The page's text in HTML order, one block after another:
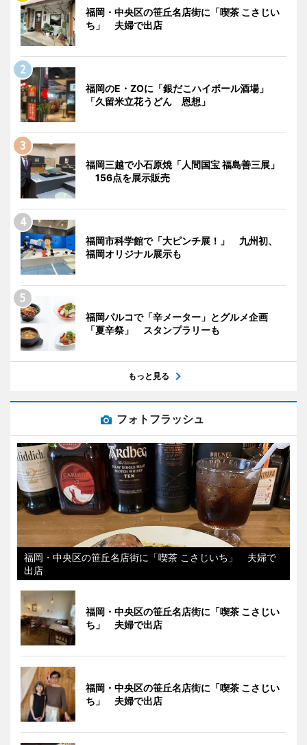
福岡・中央区の笹丘名店街に「喫茶 こさじい
ち」 夫婦で出店
福岡のE・ZOに「銀だこハイボール酒場」
「久留米立花うどん 恩想」
福岡三越で小石原焼「人間国宝 福島善三展」
156点を展示販売
福岡市科学館で「大ピンチ展！」 九州初、
福岡オリジナル展示も
福岡パルコで「辛メーター」とグルメ企画
「夏辛祭」 スタンプラリーも
もっと見る
フォトフラッシュ
福岡・中央区の笹丘名店街に「喫茶 こさじいち」 夫婦で
出店
福岡・中央区の笹丘名店街に「喫茶 こさじい
ち」 夫婦で出店
福岡・中央区の笹丘名店街に「喫茶 こさじい
ち」 夫婦で出店